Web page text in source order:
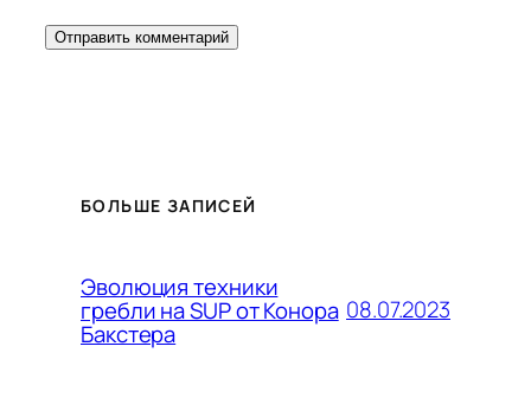
БОЛЬШЕ ЗАПИСЕЙ
Эволюция техники
гребли на SUP от Конора
Бакстера
08.07.2023